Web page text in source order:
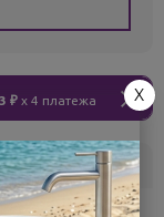
₽ x 4 платежа
поставки
14 дней
X